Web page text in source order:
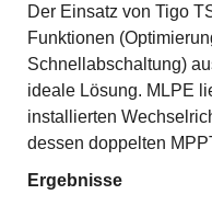
Der Einsatz von Tigo
Funktionen
Schnellabschaltung)
ideale Lösung. MLPE
installierten
dessen doppelten
Ergebnisse